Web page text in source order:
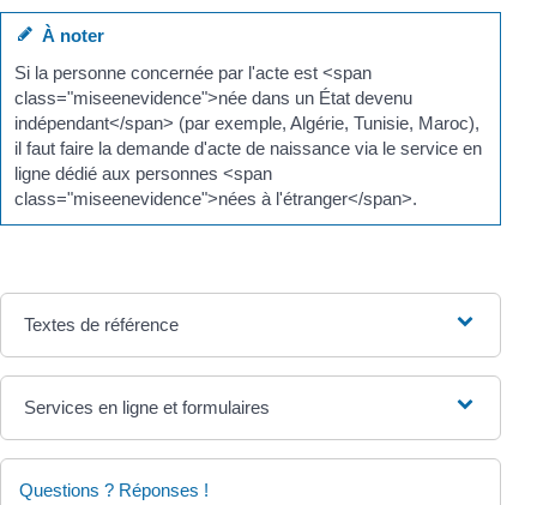
À noter
Si la personne concernée par l'acte est <span
class="miseenevidence">née dans un État devenu
indépendant</span> (par exemple, Algérie, Tunisie, Maroc),
il faut faire la demande d'acte de naissance via le service en
ligne dédié aux personnes <span
class="miseenevidence">nées à l'étranger</span>.
Textes de référence
Services en ligne et formulaires
Questions ? Réponses !